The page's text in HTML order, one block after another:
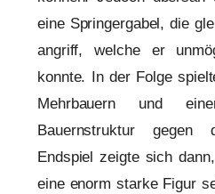
eine Springergabel, die
angriff, welche er
konnte. In der Folge
Mehrbauern und
Bauernstruktur gegen
Endspiel zeigte sich
eine enorm starke Figur